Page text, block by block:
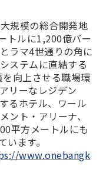
規模の総合開発地
トルに1,200億バー
ラマ4世通りの角に
ステムに直結する
向上させる職場環
リーなレジデン
るホテル、ワール
ント・アリーナ、
平方メートルにも
ます。
www.onebangk